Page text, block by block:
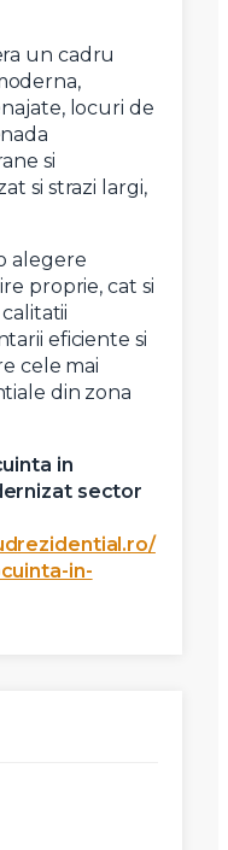
un cadru
locuri de
si
si strazi largi,
alegere
proprie, cat si
eficiente si
cele mai
din zona
in
sector
in-